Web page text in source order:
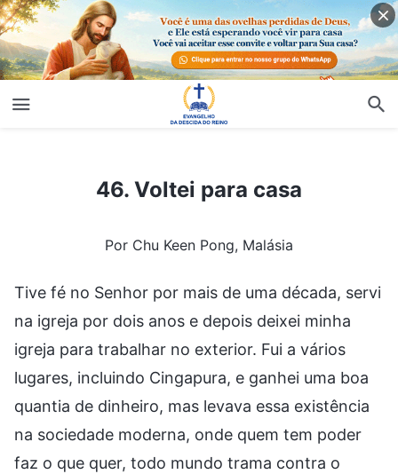
46. Voltei para casa
Por Chu Keen Pong, Malásia
Tive fé no Senhor por mais de uma década, servi
na igreja por dois anos e depois deixei minha
igreja para trabalhar no exterior. Fui a vários
lugares, incluindo Cingapura, e ganhei uma boa
quantia de dinheiro, mas levava essa existência
na sociedade moderna, onde quem tem poder
faz o que quer, todo mundo trama contra o